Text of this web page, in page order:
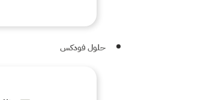
حلول فودكس